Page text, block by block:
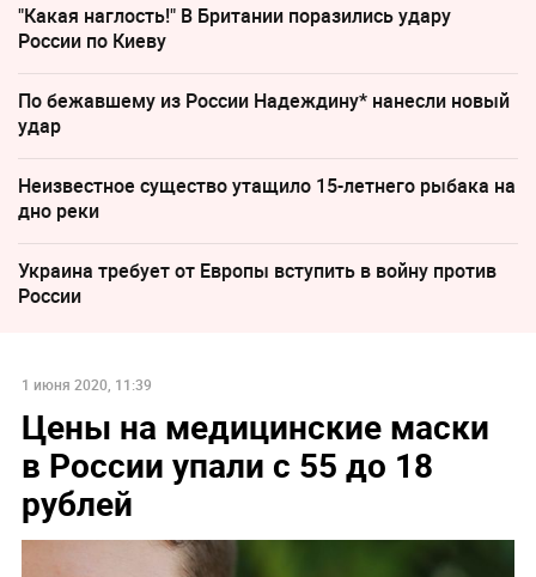
"Какая наглость!" В Британии поразились удару
России по Киеву
По бежавшему из России Надеждину* нанесли новый
удар
Неизвестное существо утащило 15-летнего рыбака на
дно реки
Украина требует от Европы вступить в войну против
России
1 июня 2020, 11:39
Цены на медицинские маски
в России упали с 55 до 18
рублей